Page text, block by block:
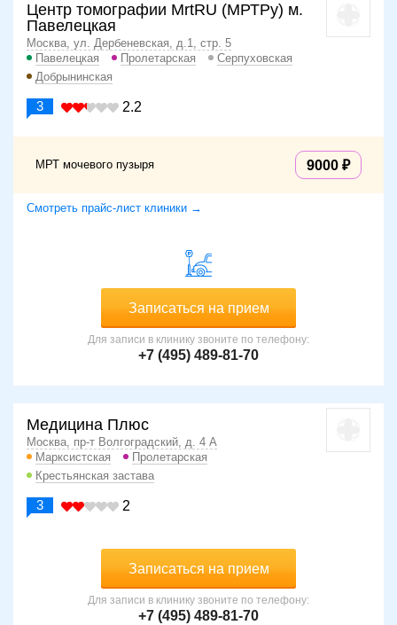
Центр томографии MrtRU (МРТРу) м.
Павелецкая
Москва, ул. Дербеневская, д.1, стр. 5
Павелецкая
Пролетарская
Серпуховская
Добрынинская
3 2.2
МРТ мочевого пузыря 9000
Смотреть прайс-лист клиники →
Записаться на прием
Для записи в клинику звоните по телефону:
+7 (495) 489-81-70
Медицина Плюс
Москва, пр-т Волгоградский, д. 4 А
Марксистская
Пролетарская
Крестьянская застава
3 2
Записаться на прием
Для записи в клинику звоните по телефону:
+7 (495) 489-81-70